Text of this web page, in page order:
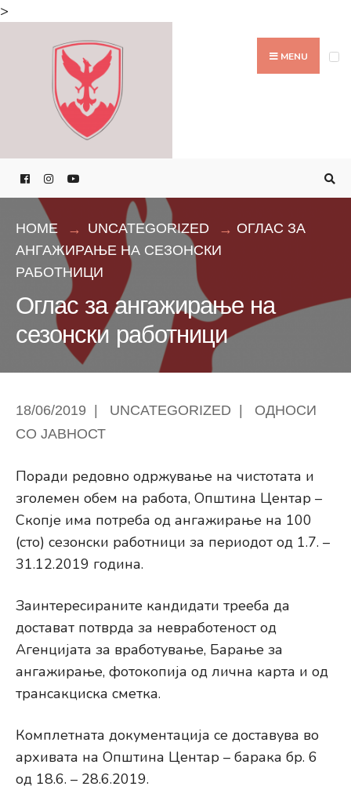
>
MENU
HOME UNCATEGORIZED
ОГЛАС ЗА
АНГАЖИРАЊЕ НА СЕЗОНСКИ
РАБОТНИЦИ
Оглас за ангажирање на
сезонски работници
18/06/2019 UNCATEGORIZED
ОДНОСИ
СО ЈАВНОСТ
Поради редовно одржување на чистотата и
зголемен обем на работа, Општина Центар –
Скопје има потреба од ангажирање на 100
(сто) сезонски работници за периодот од 1.7. –
31.12.2019 година.
Заинтересираните кандидати трееба да
достават потврда за невработеност од
Агенцијата за вработување, Барање за
ангажирање, фотокопија од лична карта и од
трансакциска сметка.
Комплетната документација се доставува во
архивата на Општина Центар – барака бр. 6
од 18.6. – 28.6.2019.